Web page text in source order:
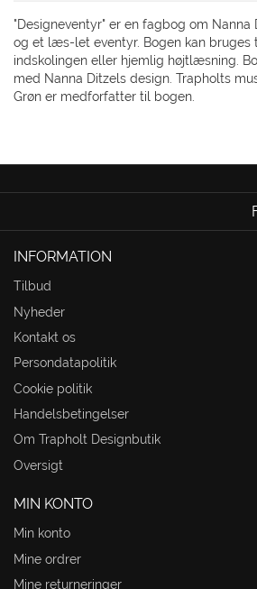
"Designeventyr" er en fagbog om
og et læs-let eventyr. Bogen kan bruges
indskolingen eller hjemlig højtlæsning.
med Nanna Ditzels design. Trapholts
Grøn er medforfatter til bogen.
INFORMATION
Tilbud
Nyheder
Kontakt os
Persondatapolitik
Cookie politik
Handelsbetingelser
Om Trapholt Designbutik
Oversigt
MIN KONTO
Min konto
Mine ordrer
Mine returneringer